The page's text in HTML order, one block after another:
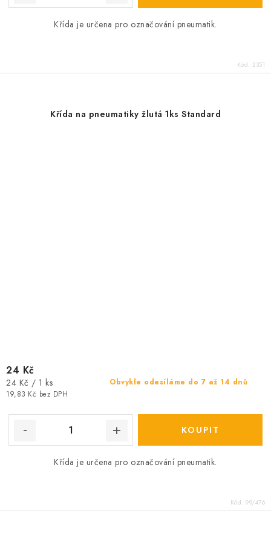
Křída je určena pro označování pneumatik.
Kód: 2351
Křída na pneumatiky žlutá 1ks Standard
Obvykle odesíláme do 7 až 14 dnů
19,83 Kč bez DPH
24 Kč
Měrná
cena:
24 Kč / 1 ks
Křída je určena pro označování pneumatik.
Kód: 99/476